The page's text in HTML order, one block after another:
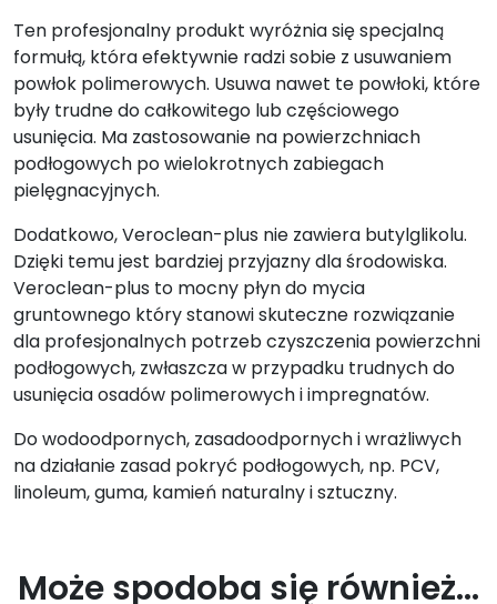
Ten profesjonalny produkt wyróżnia się specjalną
formułą, która efektywnie radzi sobie z usuwaniem
powłok polimerowych. Usuwa nawet te powłoki, które
były trudne do całkowitego lub częściowego
usunięcia. Ma zastosowanie na powierzchniach
podłogowych po wielokrotnych zabiegach
pielęgnacyjnych.
Dodatkowo, Veroclean-plus nie zawiera butylglikolu.
Dzięki temu jest bardziej przyjazny dla środowiska.
Veroclean-plus to mocny płyn do mycia
gruntownego który stanowi skuteczne rozwiązanie
dla profesjonalnych potrzeb czyszczenia powierzchni
podłogowych, zwłaszcza w przypadku trudnych do
usunięcia osadów polimerowych i impregnatów.
Do wodoodpornych, zasadoodpornych i wrażliwych
na działanie zasad pokryć podłogowych, np. PCV,
linoleum, guma, kamień naturalny i sztuczny.
Może spodoba się również…